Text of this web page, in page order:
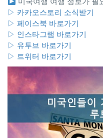
▷ 카카오스토리 소식받기
▷ 페이스북 바로가기
▷ 인스타그램 바로가기
▷ 유투브 바로가기
▷ 트위터 바로가기